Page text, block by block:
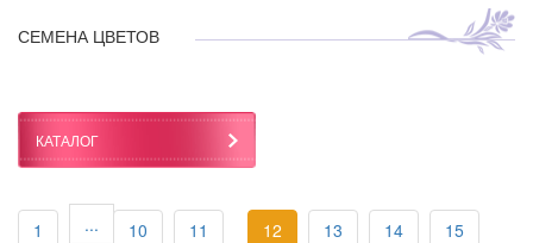
СЕМЕНА ЦВЕТОВ
КАТАЛОГ
1 ... 10 11 12 13 14 15